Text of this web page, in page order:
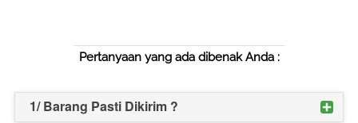
Pertanyaan yang ada dibenak Anda :
1/ Barang Pasti Dikirim ?